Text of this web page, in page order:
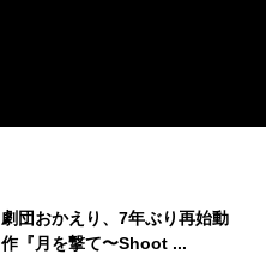
劇団おかえり、7年ぶり再始動
作『月を撃て〜Shoot ...